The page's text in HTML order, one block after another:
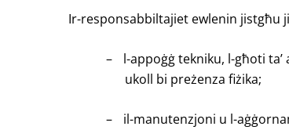
Ir-responsabbiltajiet ewlenin jistgħu
–
l-appoġġ tekniku, l-għoti
ukoll bi preżenza fiżika;
–
il-manutenzjoni u l-